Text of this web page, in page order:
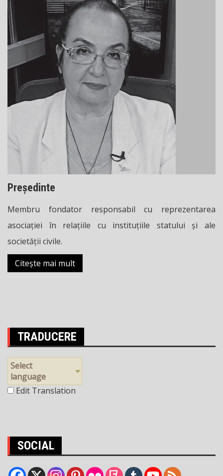
Președinte
Membru fondator responsabil cu reprezentarea
asociației în relațiile cu instituțiile statului și ale
societății civile.
Citește mai mult
TRADUCERE
Select
language
Edit Translation
SOCIAL